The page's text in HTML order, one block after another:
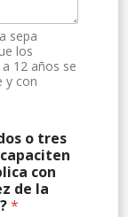
sepa
los
12 años se
y con
o tres
con
de la
*